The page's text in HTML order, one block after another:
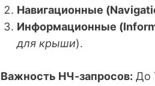
Навигационные
Информационные
для крыши).
Важность НЧ-запросов: До